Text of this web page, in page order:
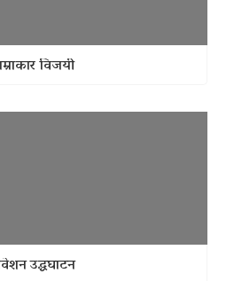
विजयी
उद्धघाटन